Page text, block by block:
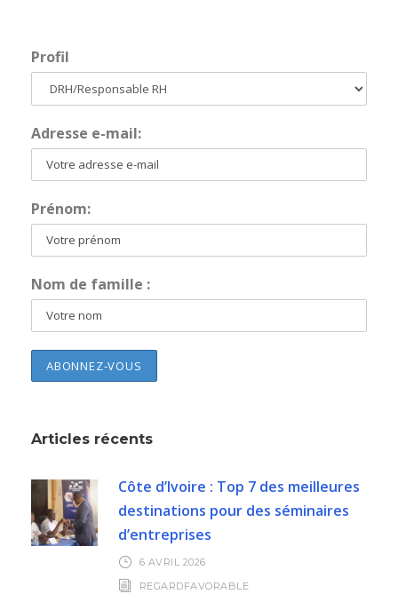
Profil
Adresse e-mail:
Prénom:
Nom de famille :
Articles récents
Côte d’Ivoire : Top 7 des meilleures
destinations pour des séminaires
d’entreprises
6 AVRIL 2026
REGARDFAVORABLE